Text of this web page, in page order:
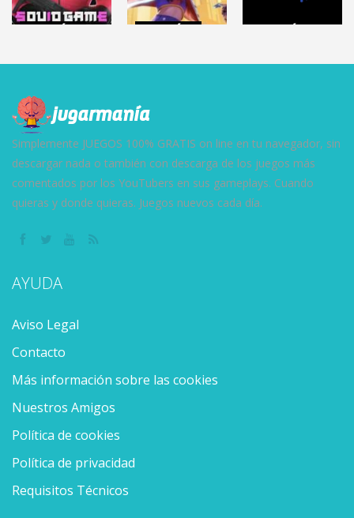
45.3K
Simplemente JUEGOS 100% GRATIS on line en tu navegador, sin
descargar nada o también con descarga de los juegos más
comentados por los YouTubers en sus gameplays. Cuando
quieras y donde quieras. Juegos nuevos cada día.
AYUDA
Aviso Legal
Contacto
Más información sobre las cookies
Nuestros Amigos
Política de cookies
Política de privacidad
Requisitos Técnicos